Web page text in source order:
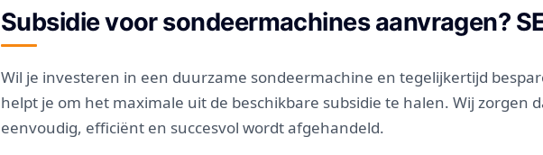
Subsidie voor sondeermachines aanvragen?
Wil je investeren in een duurzame sondeermachine en tegelijkertijd
helpt je om het maximale uit de beschikbare subsidie te halen. Wij zorgen
eenvoudig, efficiënt en succesvol wordt afgehandeld.